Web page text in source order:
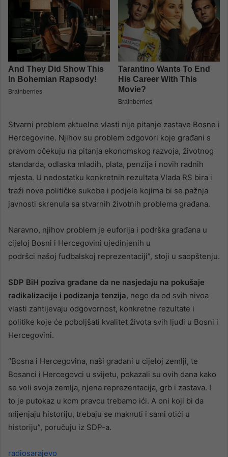
Stvarni problem aktuelne vlasti nije pitanje zastave Bosne i
Hercegovine. Njihov su problem odgovori koje građani s
pravom očekuju na pitanja ekonomskog razvoja, životnog
standarda, odlaska mladih, plata, penzija i novih radnih
mjesta. U nedostatku konkretnih rezultata Vlada RS bira i
traži nove političke sukobe i podjele kojima bi se pažnja
javnosti skrenula sa stvarnih životnih problema građana.
Naravno, njihov problem je euforija i podrška građana u
cijeloj Bosni i Hercegovini ujedinjenih u
podršci našoj fudbalskoj reprezentaciji”, stoji u saopštenju.
SDP BiH poziva građane da ne nasjedaju na pokušaje
radikalizacije i podizanja tenzija, nego da od svih nivoa
vlasti zahtijevaju odgovornost, konkretne rezultate i
politike koje će poboljšati kvalitet života svih ljudi u Bosni i
Hercegovini.
“Bosna i Hercegovina, naši građani u cijeloj zemlji, te
Bosanci i Hercegovci u svijetu, pokazali su ovih dana kako
se voli svoja zemlja, njena reprezentacija, grb i zastava. I
to je putokaz u kom pravcu trebamo ići. A oni koji bi da
mijenjaju historiju, trebaju se maknuti i sami otići u
historiju”, poručuju iz SDP-a.
radiosarajevo